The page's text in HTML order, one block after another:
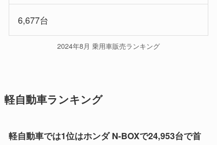
6,677台
2024年8月 乗用車販売ランキング
軽自動車ランキング
軽自動車では1位はホンダ N-BOXで24,953台で首